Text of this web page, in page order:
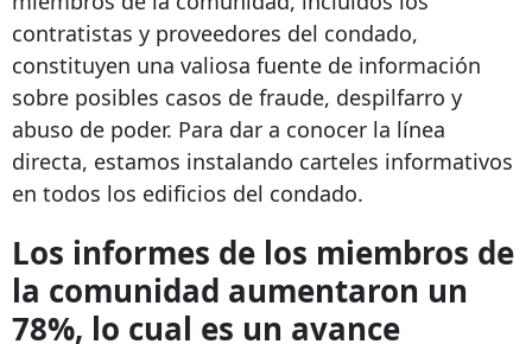
contratistas y proveedores del condado,
constituyen una valiosa fuente de información
sobre posibles casos de fraude, despilfarro y
abuso de poder. Para dar a conocer la línea
directa, estamos instalando carteles informativos
en todos los edificios del condado.
Los informes de los miembros de
la comunidad aumentaron un
78%, lo cual es un avance